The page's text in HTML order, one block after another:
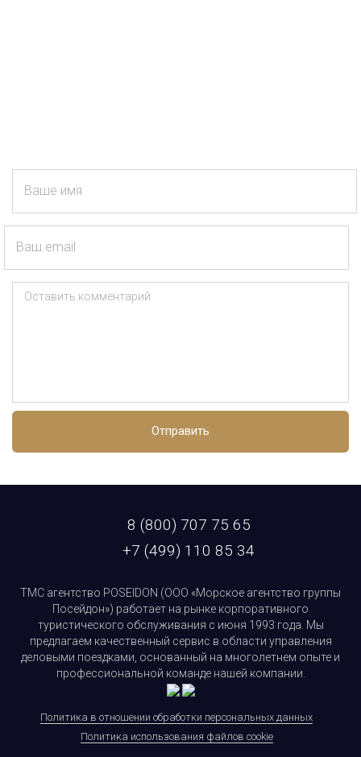
Ваше имя
Ваш email
Оставить комментарий
Отправить
8 (800) 707 75 65
+7 (499) 110 85 34
ТМС агентство POSEIDON (ООО «Морское агентство группы
Посейдон») работает на рынке корпоративного
туристического обслуживания с июня 1993 года. Мы
предлагаем качественный сервис в области управления
деловыми поездками, основанный на многолетнем опыте и
профессиональной команде нашей компании.
Политика в отношении обработки персональных данных
Политика использования файлов cookie